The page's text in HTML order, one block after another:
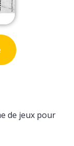
de jeux pour